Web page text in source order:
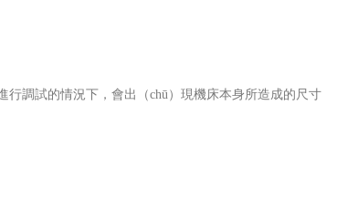
調試的情況下，會出（chū）現機床本身所造成的尺寸